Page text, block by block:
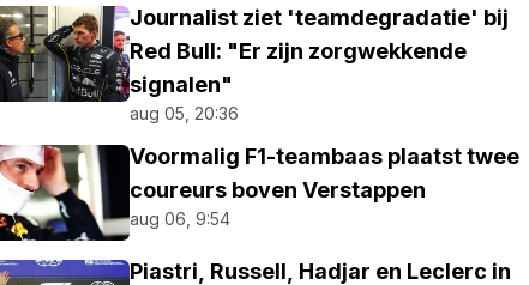
Journalist ziet 'teamdegradatie' bij
Red Bull: "Er zijn zorgwekkende
signalen"
aug 05, 20:36
Voormalig F1-teambaas plaatst twee
coureurs boven Verstappen
aug 06, 9:54
Piastri, Russell, Hadjar en Leclerc in